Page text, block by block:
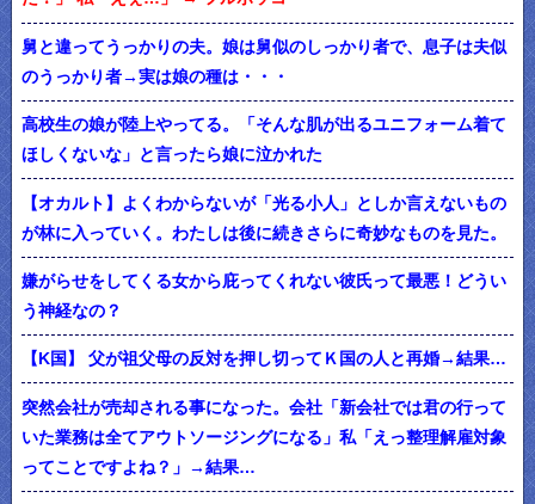
舅と違ってうっかりの夫。娘は舅似のしっかり者で、息子は夫似
のうっかり者→実は娘の種は・・・
高校生の娘が陸上やってる。「そんな肌が出るユニフォーム着て
ほしくないな」と言ったら娘に泣かれた
【オカルト】よくわからないが「光る小人」としか言えないもの
が林に入っていく。わたしは後に続きさらに奇妙なものを見た。
嫌がらせをしてくる女から庇ってくれない彼氏って最悪！どうい
う神経なの？
【K国】 父が祖父母の反対を押し切ってＫ国の人と再婚→結果…
突然会社が売却される事になった。会社「新会社では君の行って
いた業務は全てアウトソージングになる」私「えっ整理解雇対象
ってことですよね？」→結果…